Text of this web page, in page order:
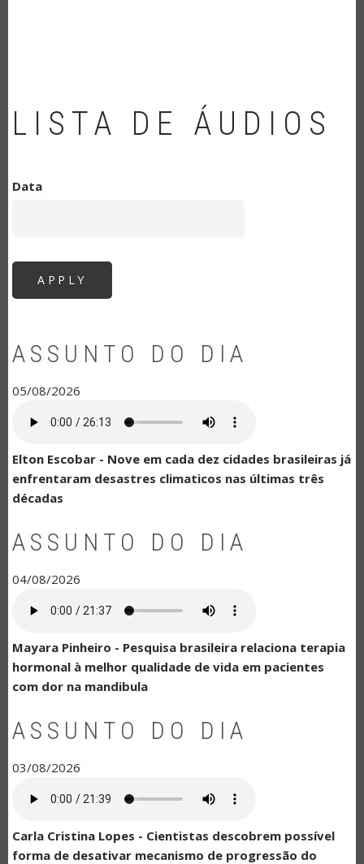
LISTA DE ÁUDIOS
Data
ASSUNTO DO DIA
05/08/2026
Elton Escobar - Nove em cada dez cidades brasileiras já
enfrentaram desastres climaticos nas últimas três
décadas
ASSUNTO DO DIA
04/08/2026
Mayara Pinheiro - Pesquisa brasileira relaciona terapia
hormonal à melhor qualidade de vida em pacientes
com dor na mandibula
ASSUNTO DO DIA
03/08/2026
Carla Cristina Lopes - Cientistas descobrem possível
forma de desativar mecanismo de progressão do